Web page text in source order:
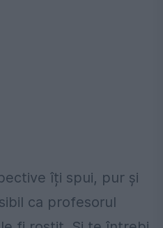
îți spui, pur și
ca profesorul